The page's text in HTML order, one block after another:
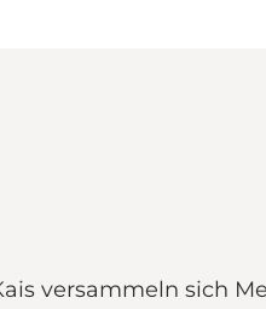
versammeln sich